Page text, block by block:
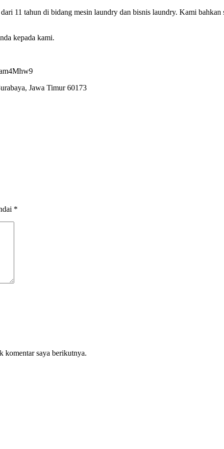
11 tahun di bidang mesin laundry dan bisnis laundry. Kami
kepada kami.
Jawa Timur 60173
*
komentar saya berikutnya.